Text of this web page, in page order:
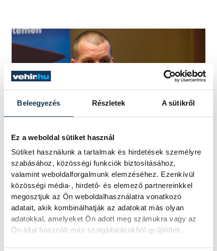
Beleegyezés Részletek A sütikről
Ez a weboldal sütiket használ
Sütiket használunk a tartalmak és hirdetések személyre
szabásához, közösségi funkciók biztosításához,
valamint weboldalforgalmunk elemzéséhez. Ezenkívül
közösségi média-, hirdető- és elemező partnereinkkel
megosztjuk az Ön weboldalhasználatra vonatkozó
adatait, akik kombinálhatják az adatokat más olyan
adatokkal, amelyeket Ön adott meg számukra vagy az
Ön által használt más szolgáltatásokból gyűjtöttek.
Szentes Balázs
A tét jelentős, ugyanis a résztvevőket közel
kétmillió forint értékben díjazzák
különböző utalványok és pénzjutalom